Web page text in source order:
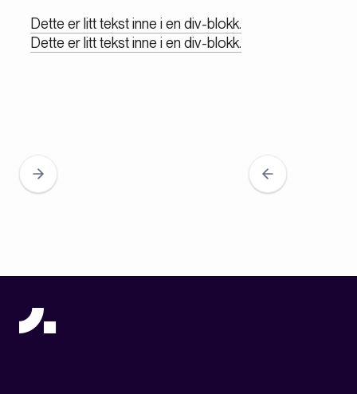
Dette er litt tekst inne i en div-blokk.
Dette er litt tekst inne i en div-blokk.